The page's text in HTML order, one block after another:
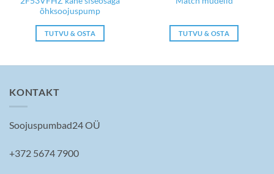
õhksoojuspump
TUTVU & OSTA TUTVU & OSTA
KONTAKT
Soojuspumbad24 OÜ
+372 5674 7900